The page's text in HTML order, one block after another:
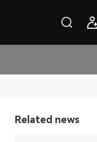
Related news